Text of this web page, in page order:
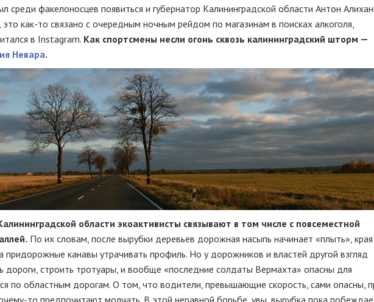
среди факелоносцев появиться и губернатор Калининградской области Антон
это как-то связано с очередным ночным рейдом по магазинам в поисках алкоголя,
в Instagram. Как спортсмены несли огонь сквозь калининградский шторм —
Невара.
области экоактивисты связывают в том числе с повсеместной
По их словам, после вырубки деревьев дорожная насыпь начинает «плыть», края
придорожные канавы утрачивать профиль. Но у дорожников и властей другой взгляд
дороги, строить тротуары, и вообще «последние солдаты Вермахта» опасны для
по областным дорогам. О том, что водители, превышающие скорость, сами опасны,
то предпочитают молчать. В этой неравной борьбе, увы, вырубка пока